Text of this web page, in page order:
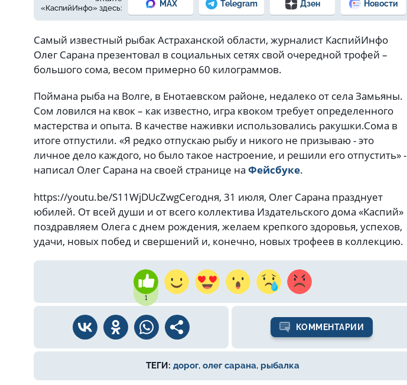
«КаспийИнфо» здесь:
MAX Telegram Дзен Новости
Самый известный рыбак Астраханской области, журналист КаспийИнфо
Олег Сарана презентовал в социальных сетях свой очередной трофей –
большого сома, весом примерно 60 килограммов.
Поймана рыба на Волге, в Енотаевском районе, недалеко от села Замьяны.
Сом ловился на квок – как известно, игра квоком требует определенного
мастерства и опыта. В качестве наживки использовались ракушки.Сома в
итоге отпустили. «Я редко отпускаю рыбу и никого не призываю - это
личное дело каждого, но было такое настроение, и решили его отпустить» -
написал Олег Сарана на своей странице на Фейсбуке.
https://youtu.be/S11WjDUcZwgСегодня, 31 июля, Олег Сарана празднует
юбилей. От всей души и от всего коллектива Издательского дома «Каспий»
поздравляем Олега с днем рождения, желаем крепкого здоровья, успехов,
удачи, новых побед и свершений и, конечно, новых трофеев в коллекцию.
1
КОММЕНТАРИИ
ТЕГИ: дорог, олег сарана, рыбалка